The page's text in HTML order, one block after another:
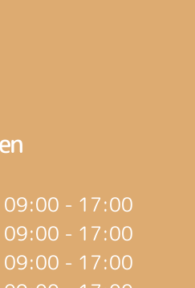
09:00 - 17:00
09:00 - 17:00
09:00 - 17:00